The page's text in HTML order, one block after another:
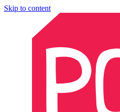
Skip to content